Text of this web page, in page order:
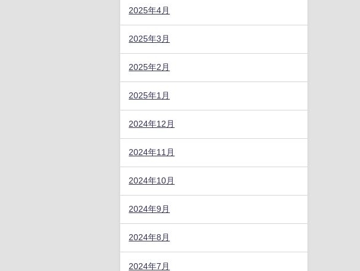
2025年4月
2025年3月
2025年2月
2025年1月
2024年12月
2024年11月
2024年10月
2024年9月
2024年8月
2024年7月